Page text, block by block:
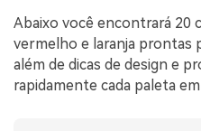
Abaixo você encontrará 20
vermelho e laranja prontas
além de dicas de design e
rapidamente cada paleta